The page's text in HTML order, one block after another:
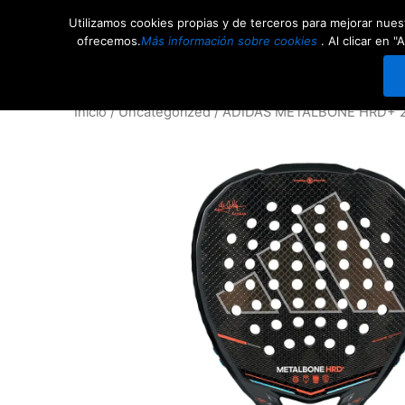
Competiciones
Inicio/Uncategorized/ ADIDAS METALBONE HRD+
Utilizamos cookies propias y de terceros para mejorar
ofrecemos.Más información sobre cookies. Al clicar en